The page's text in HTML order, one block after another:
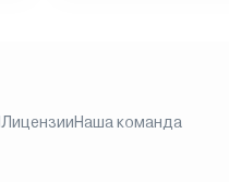
ЛицензииНаша команда